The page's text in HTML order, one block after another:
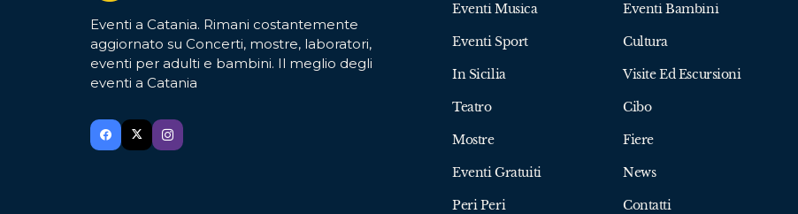
Eventi a Catania. Rimani costantemente
aggiornato su Concerti, mostre, laboratori,
eventi per adulti e bambini. Il meglio degli
eventi a Catania
Eventi Musica Eventi Bambini
Eventi Sport Cultura
In Sicilia Visite Ed Escursioni
Teatro Cibo
Mostre Fiere
Eventi Gratuiti News
Peri Peri Contatti